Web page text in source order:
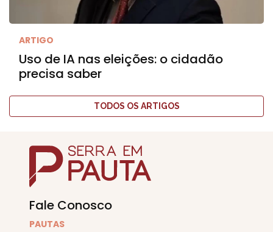
ARTIGO
Uso de IA nas eleições: o cidadão
precisa saber
TODOS OS ARTIGOS
Fale Conosco
PAUTAS